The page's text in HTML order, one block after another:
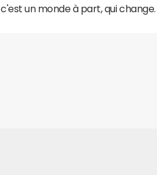
c'est un monde à part, qui